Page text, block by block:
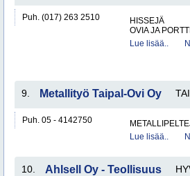
Puh. (017) 263 2510
HISSEJÄ
OVIA JA
Lue lisää..
9. Metallityö Taipal-Ovi Oy
Puh. 05 - 4142750
Lue lisää..
10. Ahlsell Oy - Teollisuus